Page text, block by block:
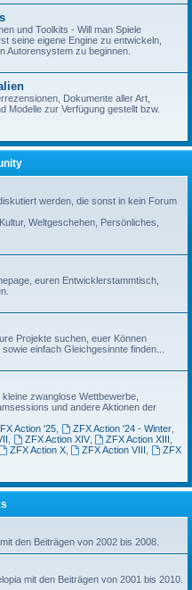
und Toolkits - Will man Spiele
seine eigene Engine zu entwickeln,
Autorensystem zu beginnen.
Dokumente aller Art,
Modelle zur Verfügung gestellt bzw.
werden, die sonst in kein Forum
Weltgeschehen, Persönliches,
euren Entwicklerstammtisch,
Projekte suchen, euer Können
einfach Gleichgesinnte finden...
zwanglose Wettbewerbe,
und andere Aktionen der
Action '25, ZFX Action '24 - Winter,
ZFX Action XIV, ZFX Action XIII
ZFX Action X, ZFX Action VIII
ZFX
den Beiträgen von 2002 bis 2008.
mit den Beiträgen von 2001 bis 2010.